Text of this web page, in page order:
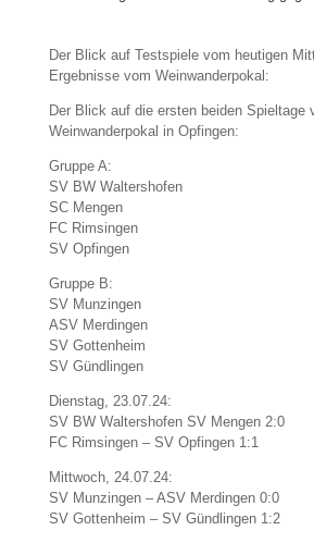
Der Blick auf Testspiele vom heutigen
Ergebnisse vom Weinwanderpokal:
Der Blick auf die ersten beiden Spieltage
Weinwanderpokal in Opfingen:
Gruppe A:
SV BW Waltershofen
SC Mengen
FC Rimsingen
SV Opfingen
Gruppe B:
SV Munzingen
ASV Merdingen
SV Gottenheim
SV Gündlingen
Dienstag, 23.07.24:
SV BW Waltershofen SV Mengen 2:0
FC Rimsingen – SV Opfingen 1:1
Mittwoch, 24.07.24:
SV Munzingen – ASV Merdingen 0:0
SV Gottenheim – SV Gündlingen 1:2